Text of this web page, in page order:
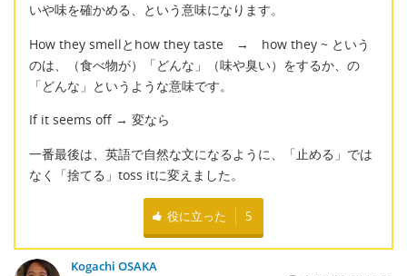
いや味を確かめる、という意味になります。
How they smellとhow they taste → how they ~ という
のは、（食べ物が）「どんな」（味や臭い）をするか、の
「どんな」というような意味です。
If it seems off → 変なら
一番最後は、英語で自然な文になるように、「止める」では
なく「捨てる」toss itに変えました。
役に立った 5
Kogachi OSAKA